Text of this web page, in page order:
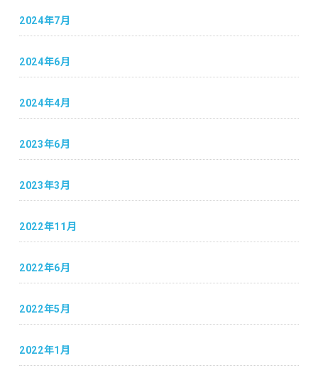
2024年7月
2024年6月
2024年4月
2023年6月
2023年3月
2022年11月
2022年6月
2022年5月
2022年1月